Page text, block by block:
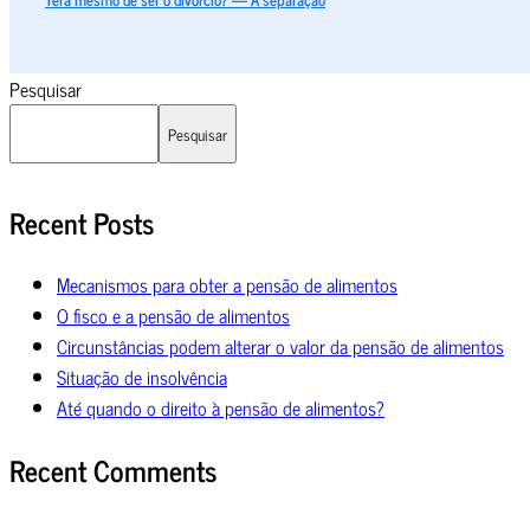
Pesquisar
Pesquisar
Recent Posts
Mecanismos para obter a pensão de alimentos
O fisco e a pensão de alimentos
Circunstâncias podem alterar o valor da pensão de alimentos
Situação de insolvência
Até quando o direito à pensão de alimentos?
Recent Comments